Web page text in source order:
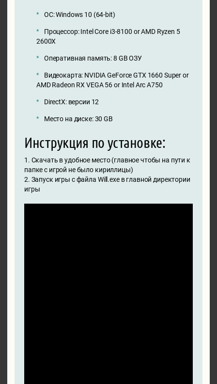
ОС: Windows 10 (64-bit)
Процессор: Intel Core i3-8100 or AMD Ryzen 5
2600X
Оперативная память: 8 GB ОЗУ
Видеокарта: NVIDIA GeForce GTX 1660 Super or
AMD Radeon RX VEGA 56 or Intel Arc A750
DirectX: версии 12
Место на диске: 30 GB
Инструкция по установке:
1. Скачать в удобное место (главное чтобы на пути к
папке с игрой не было кириллицы)
2. Запуск игры с файла Will.exe в главной директории
игры